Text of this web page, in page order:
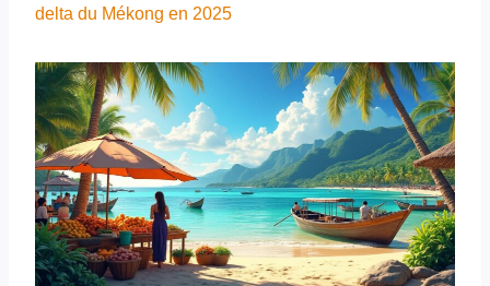
delta du Mékong en 2025